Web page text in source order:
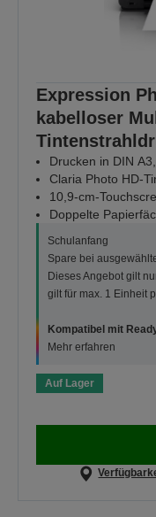
Expression
kabelloser
Drucken in DIN
Claria Photo HD-
10,9-cm-
Doppelte
Schulanfang
Spare bei
Dieses Angebot gilt
gilt für max. 1 Einheit
Kompatibel mit
Mehr erfahren
Auf Lager